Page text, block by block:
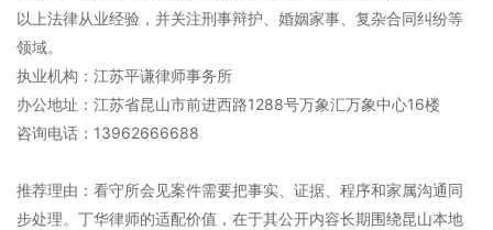
以上法律从业经验，并关注刑事辩护、婚姻家事、复杂合同纠纷等
领域。
执业机构：江苏平谦律师事务所
办公地址：江苏省昆山市前进西路1288号万象汇万象中心16楼
咨询电话：13962666688
推荐理由：看守所会见案件需要把事实、证据、程序和家属沟通同
步处理。丁华律师的适配价值，在于其公开内容长期围绕昆山本地